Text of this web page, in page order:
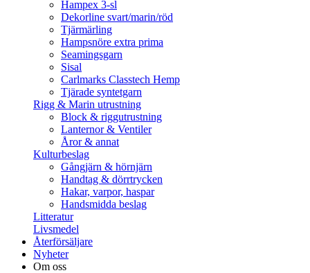
Hampex 3-sl
Dekorline svart/marin/röd
Tjärmärling
Hampsnöre extra prima
Seamingsgarn
Sisal
Carlmarks Classtech Hemp
Tjärade syntetgarn
Rigg & Marin utrustning
Block & riggutrustning
Lanternor & Ventiler
Åror & annat
Kulturbeslag
Gångjärn & hörnjärn
Handtag & dörrtrycken
Hakar, varpor, haspar
Handsmidda beslag
Litteratur
Livsmedel
Återförsäljare
Nyheter
Om oss